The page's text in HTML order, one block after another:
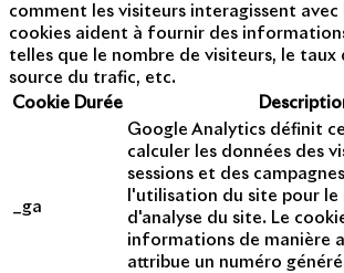
comment les visiteurs interagissent avec
cookies aident à fournir des
telles que le nombre de visiteurs, le taux
source du trafic, etc.
Cookie Durée
_ga
Google Analytics définit
calculer les données des
sessions et des
l'utilisation du site pour le
d'analyse du site. Le
informations de manière
attribue un numéro